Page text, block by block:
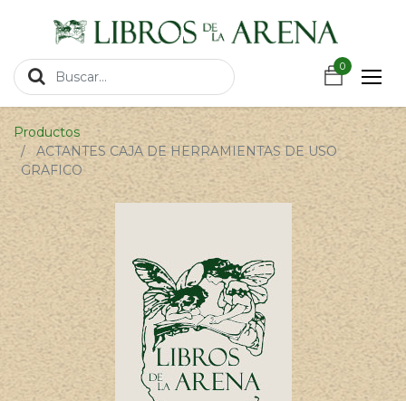
0
0
Productos
ACTANTES CAJA DE HERRAMIENTAS DE USO
GRAFICO